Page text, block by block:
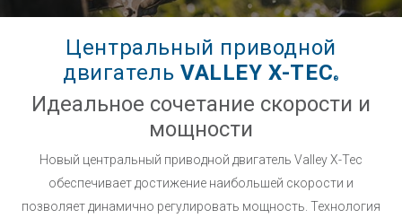
Центральный приводной
двигатель VALLEY X-TEC ®
Идеальное сочетание скорости и
мощности
Новый центральный приводной двигатель Valley X-Tec
обеспечивает достижение наибольшей скорости и
позволяет динамично регулировать мощность. Технология